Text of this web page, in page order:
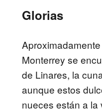
Glorias
Monterrey se
de Linares, la
aunque estos
nueces están a la